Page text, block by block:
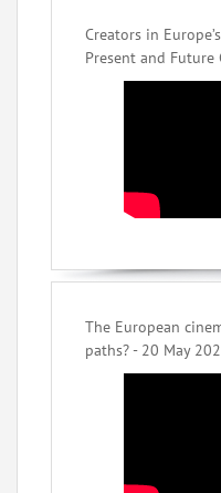
Creators in
Present and Future
The European
paths? - 20 May